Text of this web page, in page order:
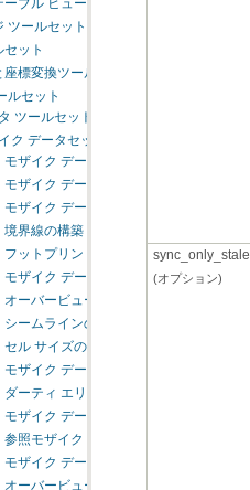
ブル ビュー ツールセット
ツールセット
ット
標変換ツールセット
ルセット
ツールセットの概要
ク データセット ツールセット
モザイク データセットにラスタを追加
モザイク データセット スキーマの変更
モザイク データセットの分析（Analyze
境界線の構築（Build Boundary）
フットプリントの構築（Build Footprints
モザイク データセットのアイテム キャ
オーバービューの構築
シームラインの構築（Build Seamlines）
セル サイズの範囲を計算（Calculate
モザイク データセットのカラー調整（
ダーティ エリアの計算（Compute Dirty
モザイク データセットの作成（Create
参照モザイク データセットの作成（
モザイク データセットの NoData の定
オーバービューの定義（Define
sync_only_stale
(オプション)